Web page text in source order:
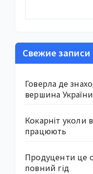
Свежие записи
Говерла де
вершина
Кокарніт уколи
працюють
Продуценти це
повний гід